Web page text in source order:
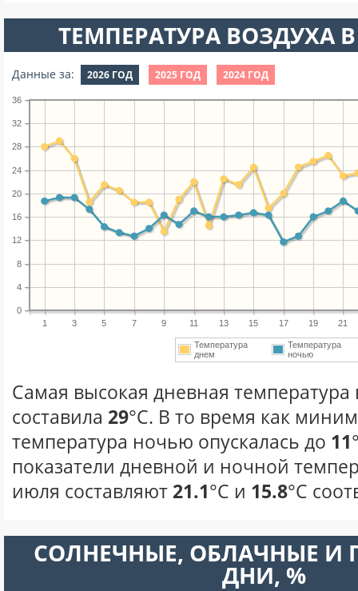
ТЕМПЕРАТУРА ВОЗДУХА
Данные за: 2026 ГОД 2025 ГОД 2024 ГОД
1 3 5 7 9 11 13 15 17 19 21
0
4
8
12
16
20
24
28
32
36
Температура
днем
Температура
ночью
Самая высокая дневная температура
составила 29°С. В то время как
температура ночью опускалась до 11
показатели дневной и ночной
июля составляют 21.1°С и 15.8°С
CОЛНЕЧНЫЕ, ОБЛАЧНЫЕ И
ДНИ, %